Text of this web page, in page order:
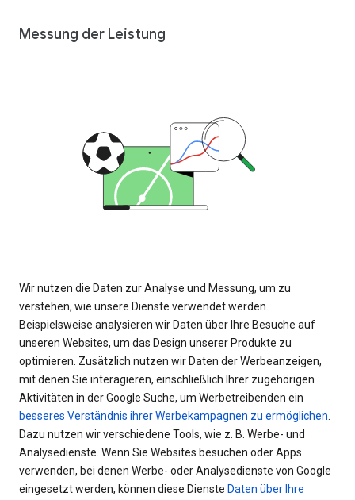
Messung der Leistung
Wir nutzen die Daten zur Analyse und Messung, um zu
verstehen, wie unsere Dienste verwendet werden.
Beispielsweise analysieren wir Daten über Ihre Besuche auf
unseren Websites, um das Design unserer Produkte zu
optimieren. Zusätzlich nutzen wir Daten der Werbeanzeigen,
mit denen Sie interagieren, einschließlich Ihrer zugehörigen
Aktivitäten in der Google Suche, um Werbetreibenden ein
besseres Verständnis ihrer Werbekampagnen zu ermöglichen.
Dazu nutzen wir verschiedene Tools, wie z. B. Werbe- und
Analysedienste. Wenn Sie Websites besuchen oder Apps
verwenden, bei denen Werbe- oder Analysedienste von Google
eingesetzt werden, können diese Dienste Daten über Ihre